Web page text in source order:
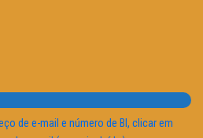
de e-mail e número de BI, clicar em